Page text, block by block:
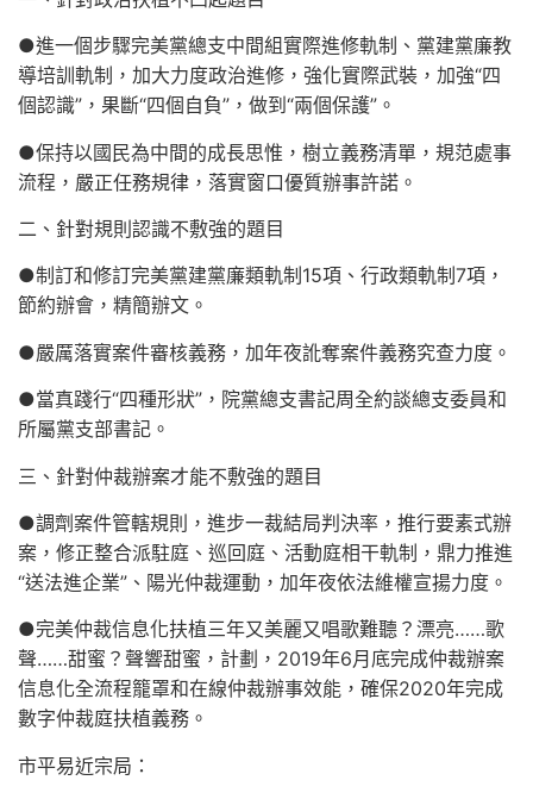
●進一個步驟完美黨總支中間組實際進修軌制、黨建黨廉教
導培訓軌制，加大力度政治進修，強化實際武裝，加強“四
個認識”，果斷“四個自負”，做到“兩個保護”。
●保持以國民為中間的成長思惟，樹立義務清單，規范處事
流程，嚴正任務規律，落實窗口優質辦事許諾。
二、針對規則認識不敷強的題目
●制訂和修訂完美黨建黨廉類軌制15項、行政類軌制7項，
節約辦會，精簡辦文。
●嚴厲落實案件審核義務，加年夜訛奪案件義務究查力度。
●當真踐行“四種形狀”，院黨總支書記周全約談總支委員和
所屬黨支部書記。
三、針對仲裁辦案才能不敷強的題目
●調劑案件管轄規則，進步一裁結局判決率，推行要素式辦
案，修正整合派駐庭、巡回庭、活動庭相干軌制，鼎力推進
“送法進企業”、陽光仲裁運動，加年夜依法維權宣揚力度。
●完美仲裁信息化扶植三年又美麗又唱歌難聽？漂亮……歌
聲……甜蜜？聲響甜蜜，計劃，2019年6月底完成仲裁辦案
信息化全流程籠罩和在線仲裁辦事效能，確保2020年完成
數字仲裁庭扶植義務。
市平易近宗局：